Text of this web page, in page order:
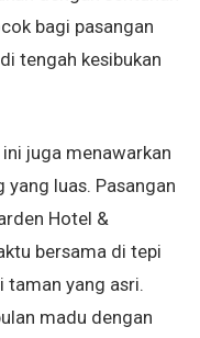
bagi pasangan
tengah kesibukan
juga menawarkan
yang luas. Pasangan
Hotel &
bersama di tepi
taman yang asri.
madu dengan